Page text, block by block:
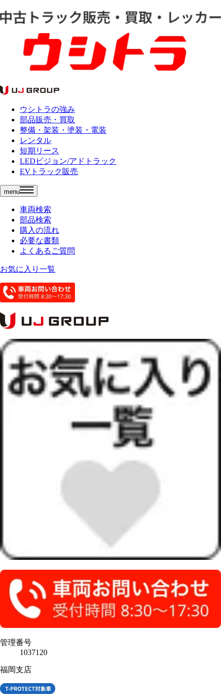
ウシトラの強み
部品販売・買取
整備・架装・塗装・電装
レンタル
短期リース
LEDビジョン/アドトラック
EVトラック販売
menu
車両検索
部品検索
購入の流れ
必要な書類
よくあるご質問
お気に入り一覧
管理番号
1037120
福岡支店